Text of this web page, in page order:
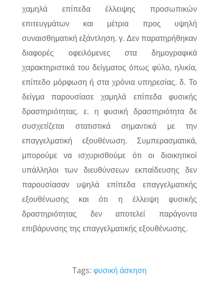
χαμηλά επίπεδα έλλειψης προσωπικών
επιτευγμάτων και μέτρια προς υψηλή
συναισθηματική εξάντληση. γ. Δεν παρατηρήθηκαν
διαφορές οφειλόμενες στα δημογραφικά
χαρακτηριστικά του δείγματος όπως φύλο, ηλικία,
επίπεδο μόρφωση ή στα χρόνια υπηρεσίας. δ. Το
δείγμα παρουσίασε χαμηλά επίπεδα φυσικής
δραστηριότητας. ε. η φυσική δραστηριότητα δε
συσχετίζεται στατιστικά σημαντικά με την
επαγγελματική εξουθένωση. Συμπερασματικά,
μπορούμε να ισχυρισθούμε ότι οι διοικητικοί
υπάλληλοι των διευθύνσεων εκπαίδευσης δεν
παρουσίασαν υψηλά επίπεδα επαγγελματικής
εξουθένωσης και ότι η έλλειψη φυσικής
δραστηριότητας δεν αποτελεί παράγοντα
επιβάρυνσης της επαγγελματικής εξουθένωσης.
Tags: φυσική άσκηση